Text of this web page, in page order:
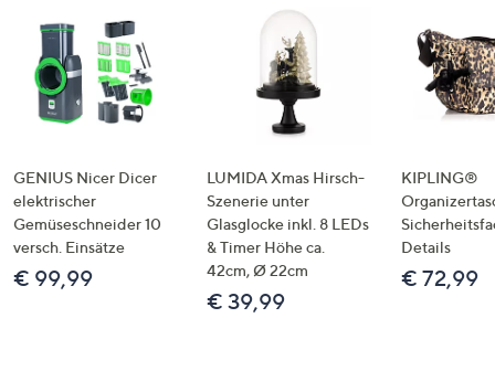
GENIUS Nicer Dicer
elektrischer
Gemüseschneider 10
versch. Einsätze
€ 99,99
LUMIDA Xmas Hirsch-
Szenerie unter
Glasglocke inkl. 8 LEDs
& Timer Höhe ca.
42cm, Ø 22cm
€ 39,99
KIPLING®
Details
€ 72,99